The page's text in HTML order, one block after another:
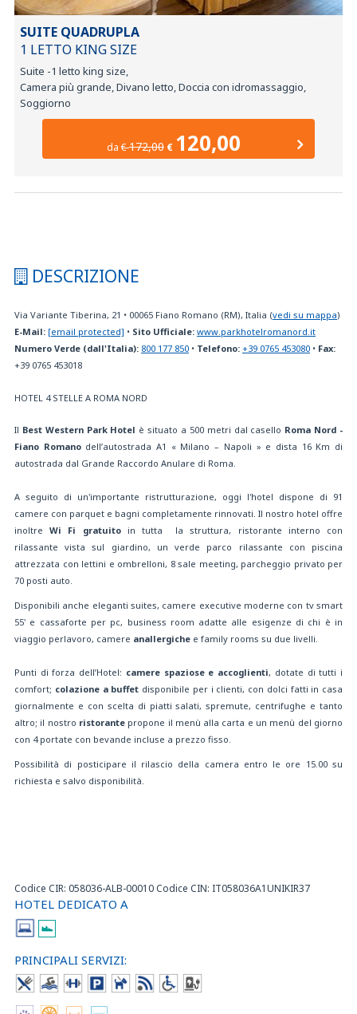
SUITE QUADRUPLA
1 LETTO KING SIZE
Suite -1 letto king size,
Camera più grande, Divano letto, Doccia con idromassaggio,
Soggiorno
da€172,00 € 120,00
DESCRIZIONE
Via Variante Tiberina, 21 • 00065 Fiano Romano (RM), Italia (vedi su mappa)
E-Mail: [email protected] • Sito Ufficiale: www.parkhotelromanord.it
Numero Verde (dall'Italia): 800 177 850 • Telefono: +39 0765 453080 • Fax:
+39 0765 453018
HOTEL 4 STELLE A ROMA NORD
Il Best Western Park Hotel è situato a 500 metri dal casello Roma Nord -
Fiano Romanodell’autostrada A1 « Milano – Napoli » e dista 16 Km di
autostrada dal Grande Raccordo Anulare di Roma.
A seguito di un'importante ristrutturazione, oggi l'hotel dispone di 91
camere con parquet e bagni completamente rinnovati. Il nostro hotel offre
inoltreWi Fi gratuitoin tutta la struttura, ristorante interno con
rilassante vista sul giardino, un verde parco rilassante con piscina
attrezzata con lettini e ombrelloni, 8 sale meeting, parcheggio privato per
70 posti auto.
Disponibili anche eleganti suites, camere executive moderne con tv smart
55' e cassaforte per pc, business room adatte alle esigenze di chi è in
viaggio perlavoro, camere anallergiche e family rooms su due livelli.
Punti di forza dell’Hotel: camere spaziose e accoglienti, dotate di tutti i
comfort; colazione a buffet disponibile per i clienti, con dolci fatti in casa
giornalmente e con scelta di piatti salati, spremute, centrifughe e tanto
altro; il nostro ristorantepropone il menù alla carta e un menù del giorno
con 4 portate con bevande incluse a prezzo fisso.
Possibilità di posticipare il rilascio della camera entro le ore 15.00 su
richiesta e salvo disponibilità.
Codice CIR: 058036-ALB-00010 Codice CIN: IT058036A1UNIKIR37
HOTEL DEDICATO A
PRINCIPALI SERVIZI: